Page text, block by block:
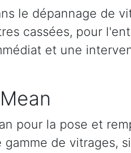
le dépannage de
cassées, pour
et une
pour la pose et
de vitrages,